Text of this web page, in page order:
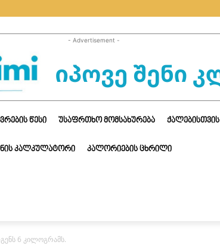
- Advertisement -
ᲬᲔᲡᲘ ᲣᲡᲐᲤᲠᲗᲮᲝ ᲛᲝᲛᲡᲐᲮᲣᲠᲔᲑᲐ ᲥᲐᲚᲔᲑᲘᲡᲗᲕᲘᲡ
ᲙᲐᲚᲙᲣᲚᲐᲢᲝᲠᲘ ᲙᲐᲚᲝᲠᲘᲔᲑᲘᲡ ᲪᲮᲠᲘᲚᲘ
6 კილოგრამს.